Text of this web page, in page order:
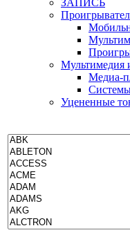
ЗАПИСЬ
Мультимедия
Медиа-
Уцененные